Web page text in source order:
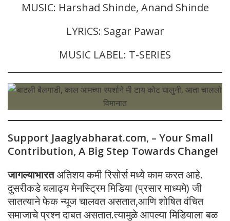
MUSIC: Harshad Shinde, Anand Shinde
LYRICS: Sagar Pawar
MUSIC LABEL: T-SERIES
Support Jaaglyabharat.com, – Your Small
Contribution, A Big Step Towards Change!
जागल्याभारतअतिशय कमी रिसोर्स मध्ये काम करत आहे.
दुसरीकडे बलाढ्य मेनस्ट्रिम मिडिया (प्रसार माध्यमे) जी
सातत्याने फेक न्यूज चालवत असतात,आणि शोषित वंचित
समाजाचे प्रश्न दाबत असतात.त्यामुळे आपल्या मिडियाला बळ